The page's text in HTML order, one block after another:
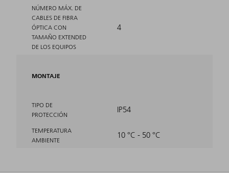
NÚMERO MÁX. DE
CABLES DE FIBRA
ÓPTICA CON
TAMAÑO EXTENDED
DE LOS EQUIPOS
4
MONTAJE
TIPO DE
PROTECCIÓN
IP54
TEMPERATURA
AMBIENTE
10 °C - 50 °C